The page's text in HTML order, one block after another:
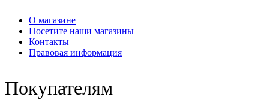
О магазине
Посетите наши магазины
Контакты
Правовая информация
Покупателям